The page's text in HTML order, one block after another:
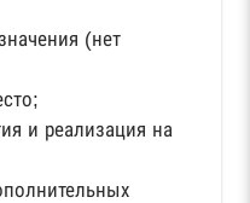
(нет
и реализация на